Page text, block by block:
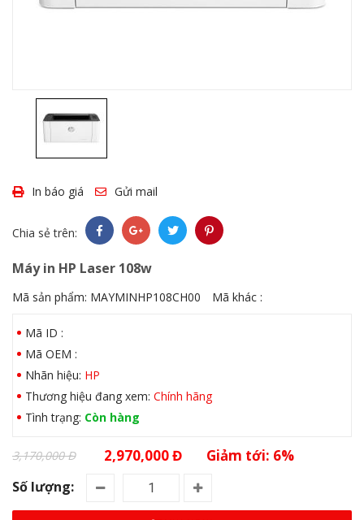
In báo giá Gửi mail
Chia sẻ trên:
Máy in HP Laser 108w
Mã sản phẩm: MAYMINHP108CH00 Mã khác :
Mã ID :
Mã OEM :
Nhãn hiệu: HP
Thương hiệu đang xem: Chính hãng
Tình trạng: Còn hàng
3,170,000 Đ 2,970,000 Đ Giảm tới: 6%
Số lượng: